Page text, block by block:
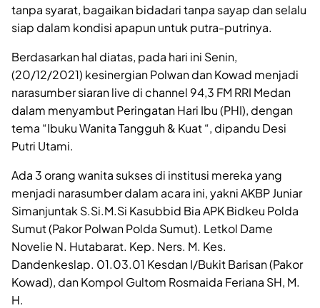
tanpa syarat, bagaikan bidadari tanpa sayap dan selalu
siap dalam kondisi apapun untuk putra-putrinya.
Berdasarkan hal diatas, pada hari ini Senin,
(20/12/2021) kesinergian Polwan dan Kowad menjadi
narasumber siaran live di channel 94,3 FM RRI Medan
dalam menyambut Peringatan Hari Ibu (PHI), dengan
tema “Ibuku Wanita Tangguh & Kuat “, dipandu Desi
Putri Utami.
Ada 3 orang wanita sukses di institusi mereka yang
menjadi narasumber dalam acara ini, yakni AKBP Juniar
Simanjuntak S.Si.M.Si Kasubbid Bia APK Bidkeu Polda
Sumut (Pakor Polwan Polda Sumut). Letkol Dame
Novelie N. Hutabarat. Kep. Ners. M. Kes.
Dandenkeslap. 01.03.01 Kesdan I/Bukit Barisan (Pakor
Kowad), dan Kompol Gultom Rosmaida Feriana SH, M.
H.